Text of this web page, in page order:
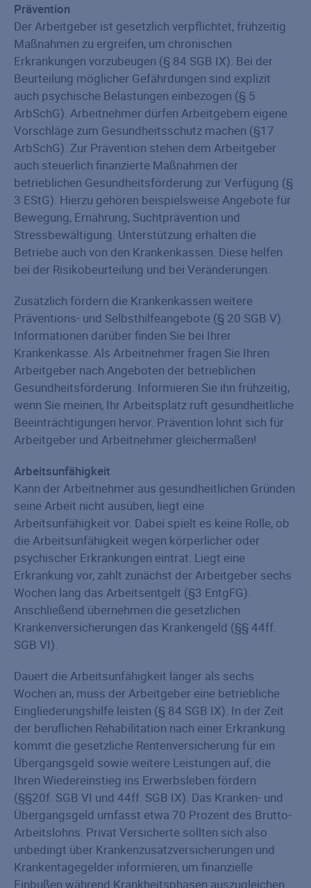
Prävention
Der Arbeitgeber ist gesetzlich verpflichtet, frühzeitig
Maßnahmen zu ergreifen, um chronischen
Erkrankungen vorzubeugen (§ 84 SGB IX). Bei der
Beurteilung möglicher Gefährdungen sind explizit
auch psychische Belastungen einbezogen (§ 5
ArbSchG). Arbeitnehmer dürfen Arbeitgebern eigene
Vorschläge zum Gesundheitsschutz machen (§17
ArbSchG). Zur Prävention stehen dem Arbeitgeber
auch steuerlich finanzierte Maßnahmen der
betrieblichen Gesundheitsförderung zur Verfügung (§
3 EStG). Hierzu gehören beispielsweise Angebote für
Bewegung, Ernährung, Suchtprävention und
Stressbewältigung. Unterstützung erhalten die
Betriebe auch von den Krankenkassen. Diese helfen
bei der Risikobeurteilung und bei Veränderungen.
Zusätzlich fördern die Krankenkassen weitere
Präventions- und Selbsthilfeangebote (§ 20 SGB V).
Informationen darüber finden Sie bei Ihrer
Krankenkasse. Als Arbeitnehmer fragen Sie Ihren
Arbeitgeber nach Angeboten der betrieblichen
Gesundheitsförderung. Informieren Sie ihn frühzeitig,
wenn Sie meinen, Ihr Arbeitsplatz ruft gesundheitliche
Beeinträchtigungen hervor. Prävention lohnt sich für
Arbeitgeber und Arbeitnehmer gleichermaßen!
Arbeitsunfähigkeit
Kann der Arbeitnehmer aus gesundheitlichen Gründen
seine Arbeit nicht ausüben, liegt eine
Arbeitsunfähigkeit vor. Dabei spielt es keine Rolle, ob
die Arbeitsunfähigkeit wegen körperlicher oder
psychischer Erkrankungen eintrat. Liegt eine
Erkrankung vor, zahlt zunächst der Arbeitgeber sechs
Wochen lang das Arbeitsentgelt (§3 EntgFG).
Anschließend übernehmen die gesetzlichen
Krankenversicherungen das Krankengeld (§§ 44ff.
SGB VI).
Dauert die Arbeitsunfähigkeit länger als sechs
Wochen an, muss der Arbeitgeber eine betriebliche
Eingliederungshilfe leisten (§ 84 SGB IX). In der Zeit
der beruflichen Rehabilitation nach einer Erkrankung
kommt die gesetzliche Rentenversicherung für ein
Übergangsgeld sowie weitere Leistungen auf, die
Ihren Wiedereinstieg ins Erwerbsleben fördern
(§§20f. SGB VI und 44ff. SGB IX). Das Kranken- und
Übergangsgeld umfasst etwa 70 Prozent des Brutto-
Arbeitslohns. Privat Versicherte sollten sich also
unbedingt über Krankenzusatzversicherungen und
Krankentagegelder informieren, um finanzielle
Einbußen während Krankheitsphasen auszugleichen.